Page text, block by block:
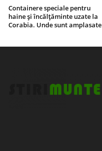
Containere speciale pentru
haine și încălțăminte uzate la
Corabia. Unde sunt amplasate